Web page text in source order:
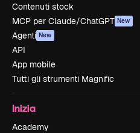
Contenuti stock
MCP per Claude/ChatGPT New
Agenti New
API
App mobile
Tutti gli strumenti Magnific
Inizia
Academy